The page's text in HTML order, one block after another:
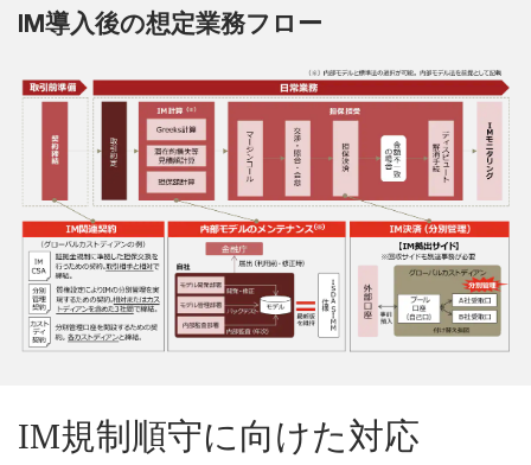
IM導入後の想定業務フロー
IM規制順守に向けた対応